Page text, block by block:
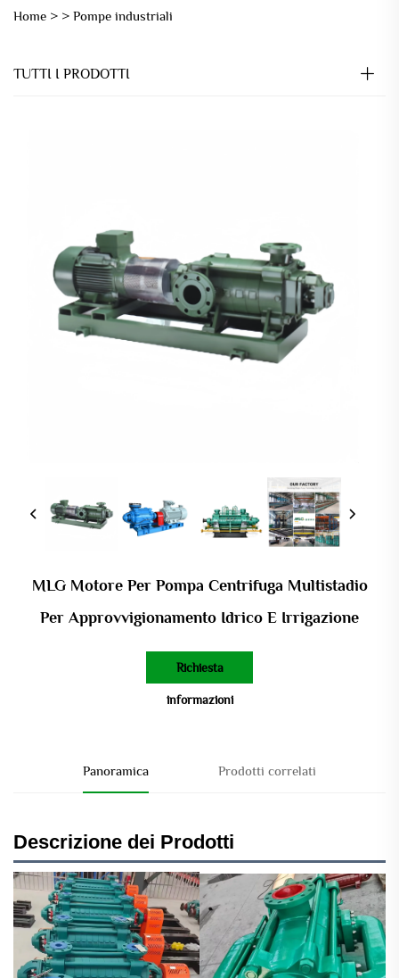
Home > > Pompe industriali
TUTTI I PRODOTTI
MLG Motore Per Pompa Centrifuga Multistadio
Per Approvvigionamento Idrico E Irrigazione
Richiesta
informazioni
Panoramica Prodotti correlati
Descrizione dei Prodotti